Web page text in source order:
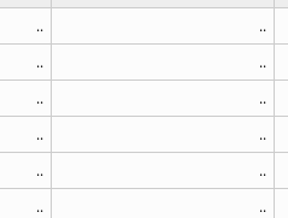
.. ..
.. ..
.. ..
.. ..
.. ..
.. ..